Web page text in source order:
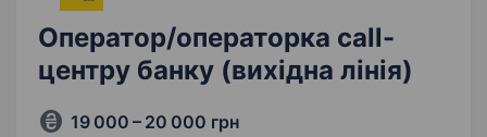
Оператор/операторка call-
центру банку (вихідна лінія)
19 000 – 20 000 грн